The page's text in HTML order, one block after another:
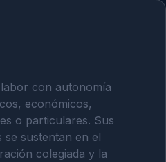
con autonomía
económicos,
o particulares. Sus
sustentan en el
colegiada y la